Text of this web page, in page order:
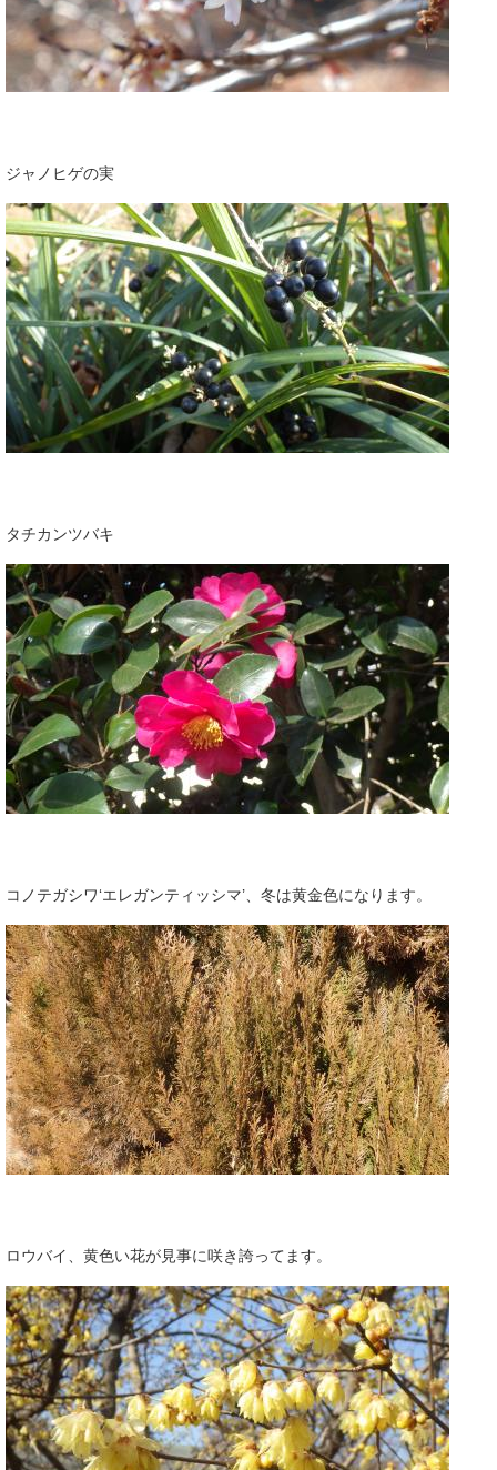
ジャノヒゲの実
タチカンツバキ
コノテガシワ‘エレガンティッシマ’、冬は黄金色になります。
ロウバイ、黄色い花が見事に咲き誇ってます。